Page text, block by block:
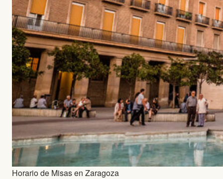
Horario de Misas en Zaragoza